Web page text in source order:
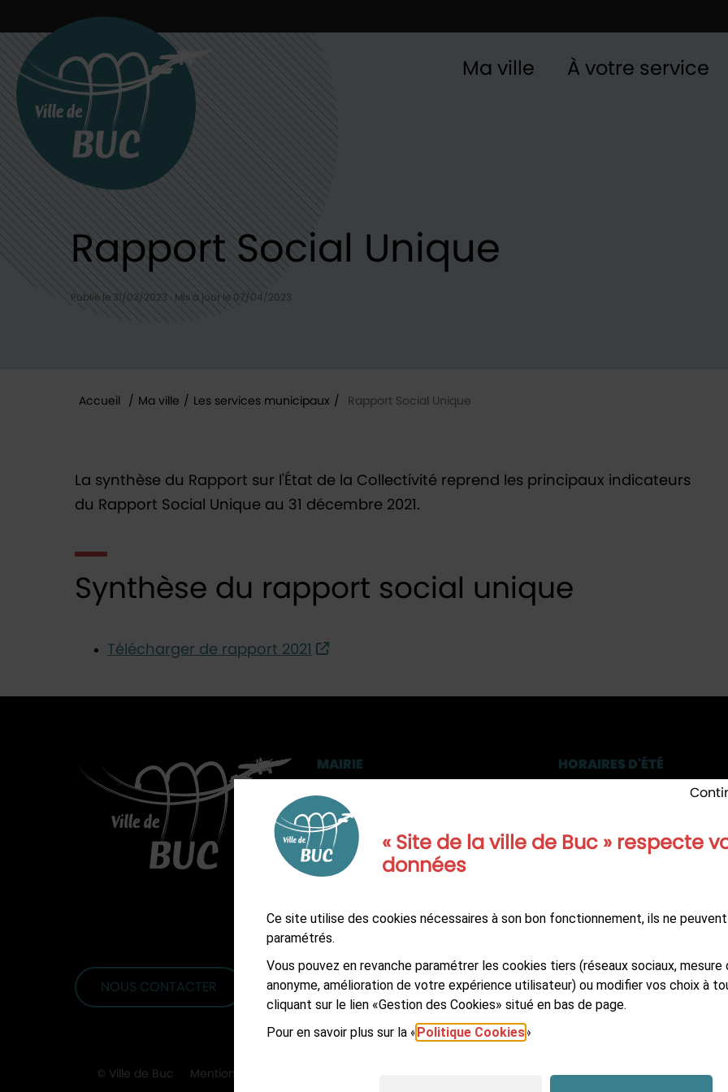
« Site de la ville de Buc » respecte
données
Ce site utilise des cookies nécessaires à son bon fonctionnement, ils ne
paramétrés.
Vous pouvez en revanche paramétrer les cookies tiers (réseaux sociaux, mesure
anonyme, amélioration de votre expérience utilisateur) ou modifier vos choix à
cliquant sur le lien «Gestion des Cookies» situé en bas de page.
Pour en savoir plus sur la « Politique Cookies»
Ma ville À votre service
Rapport Social Unique
Publié le 31/03/2023 · Mis à jour le 07/04/2023
Accueil / Ma ville / Les services municipaux / Rapport Social Unique
La synthèse du Rapport sur l'État de la Collectivité reprend les principaux indicateurs
du Rapport Social Unique au 31 décembre 2021.
Synthèse du rapport social unique
Télécharger de rapport 2021
MAIRIE
CS 90236 - 78530 Buc
01 39 20 71 00
Astreinte élu
HORAIRES D'ÉTÉ
: 8h30-12h
Jeudi du 16/07 au 20/08
NOUS CONTACTER S'ABONNER À LA NEWSLETTER Suivez-nous sur
© Ville de Buc Mentions légales Données personnelles et